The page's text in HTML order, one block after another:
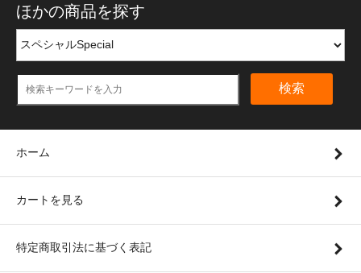
ほかの商品を探す
検索
ホーム
カートを見る
特定商取引法に基づく表記